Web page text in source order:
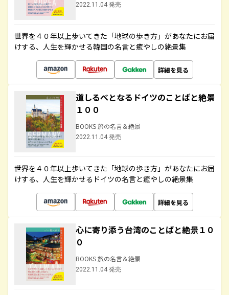
2022.11.04 発売
世界を４０年以上歩いてきた「地球の歩き方」があなたにお届
けする、人生を輝かせる韓国の名言と癒やしの絶景集
詳細を見る
道しるべとなるドイツのことばと絶景
１００
BOOKS 旅の名言＆絶景
2022.11.04 発売
世界を４０年以上歩いてきた「地球の歩き方」があなたにお届
けする、人生を輝かせるドイツの名言と癒やしの絶景集
詳細を見る
心に寄り添う台湾のことばと絶景１０
０
BOOKS 旅の名言＆絶景
2022.11.04 発売